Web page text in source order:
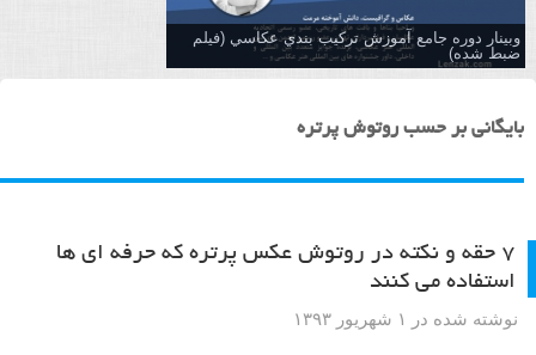
وبینار دوره جامع آموزش تركيب بندي عكاسي (فیلم
ضبط شده)
بایگانی بر حسب روتوش پرتره
۷ حقه و نکته در روتوش عکس پرتره که حرفه ای ها
استفاده می کنند
نوشته شده در ۱ شهریور ۱۳۹۳